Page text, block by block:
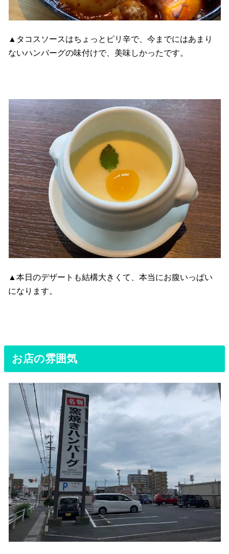
▲タコスソースはちょっとピリ辛で、今までにはあまり
ないハンバーグの味付けで、美味しかったです。
▲本日のデザートも結構大きくて、本当にお腹いっぱい
になります。
お店の雰囲気